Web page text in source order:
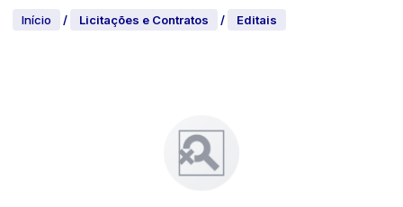
Início / Licitações e Contratos / Editais